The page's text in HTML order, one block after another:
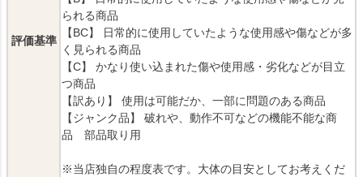
評価基準
られる商品
【BC】 日常的に使用していたような使用感や傷などが多
く見られる商品
【C】 かなり使い込まれた傷や使用感・劣化などが目立
つ商品
【訳あり】 使用は可能だか、一部に問題のある商品
【ジャンク品】 破れや、動作不可などの機能不能な商
品 部品取り用
※当店独自の程度表です。大体の目安としてお考えくだ